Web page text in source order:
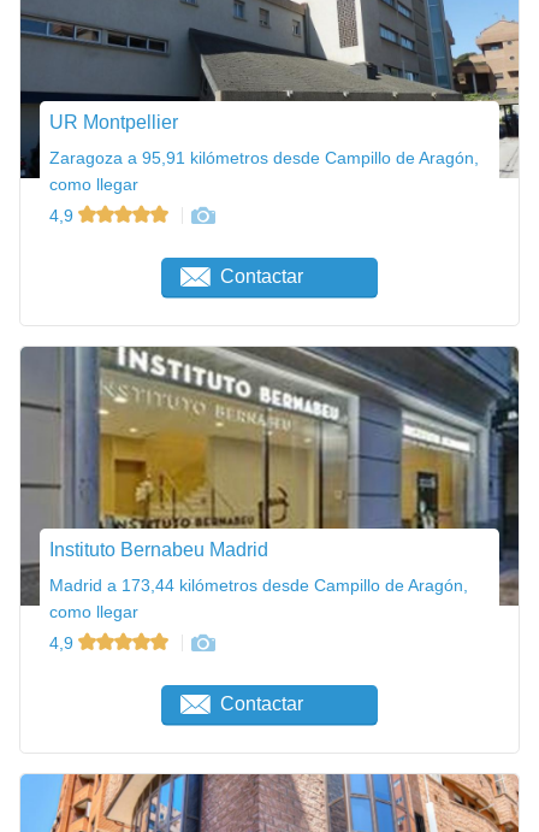
UR Montpellier
Zaragoza a 95,91 kilómetros desde Campillo de Aragón,
como llegar
4,9
Contactar
Instituto Bernabeu Madrid
Madrid a 173,44 kilómetros desde Campillo de Aragón,
como llegar
4,9
Contactar